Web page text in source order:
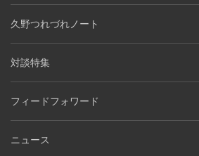
久野つれづれノート
対談特集
フィードフォワード
ニュース